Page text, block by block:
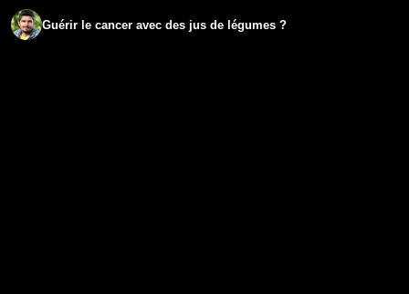
Guérir le cancer avec des jus de légumes ?